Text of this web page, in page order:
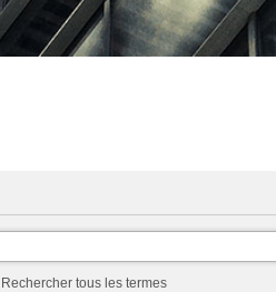
Rechercher tous les termes